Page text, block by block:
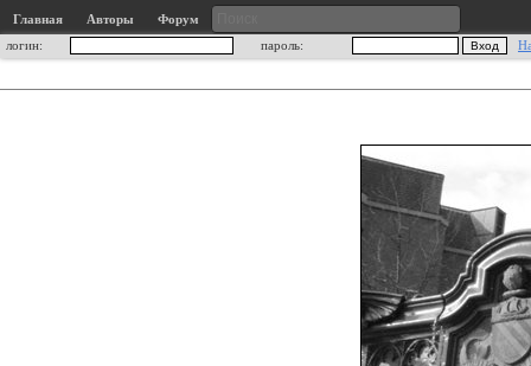
Главная Авторы
Форум
логин:
пароль: